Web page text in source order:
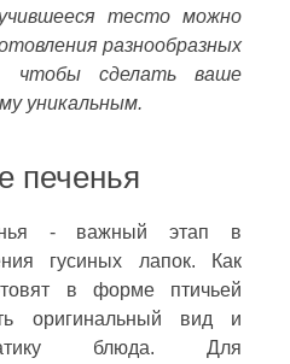
тесто можно
разнообразных
чтобы сделать ваше
уникальным.
печенья
- важный этап в
гусиных лапок. Как
в форме птичьей
оригинальный вид и
блюда. Для